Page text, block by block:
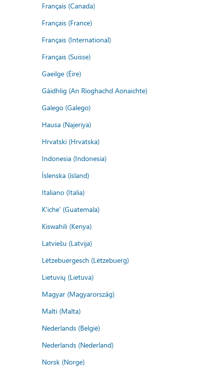
Français (Canada)
Français (France)
Français (International)
Français (Suisse)
Gaeilge (Éire)
Gàidhlig (An Rìoghachd Aonaichte)
Galego (Galego)
Hausa (Najeriya)
Hrvatski (Hrvatska)
Indonesia (Indonesia)
Íslenska (ísland)
Italiano (Italia)
K'iche' (Guatemala)
Kiswahili (Kenya)
Latviešu (Latvija)
Lëtzebuergesch (Lëtzebuerg)
Lietuvių (Lietuva)
Magyar (Magyarország)
Malti (Malta)
Nederlands (België)
Nederlands (Nederland)
Norsk (Norge)